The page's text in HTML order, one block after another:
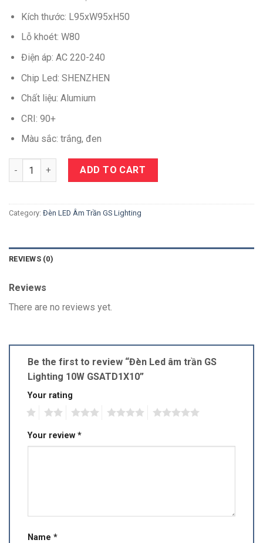
Kích thước: L95xW95xH50
Lỗ khoét: W80
Điện áp: AC 220-240
Chip Led: SHENZHEN
Chất liệu: Alumium
CRI: 90+
Màu sắc: trắng, đen
Quantity ADD TO CART
Category: Đèn LED Âm Trần GS Lighting
REVIEWS (0)
Reviews
There are no reviews yet.
Be the first to review “Đèn Led âm trần GS
Lighting 10W GSATD1X10”
Your rating
Your review *
Name *